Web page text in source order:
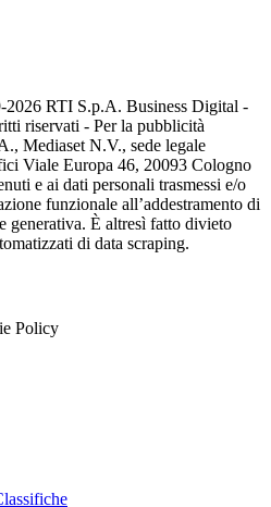
2026 RTI S.p.A. Business Digital -
riservati - Per la pubblicità
Mediaset N.V., sede legale
Viale Europa 46, 20093 Cologno
e ai dati personali trasmessi e/o
funzionale all’addestramento di
generativa. È altresì fatto divieto
di data scraping.
Policy